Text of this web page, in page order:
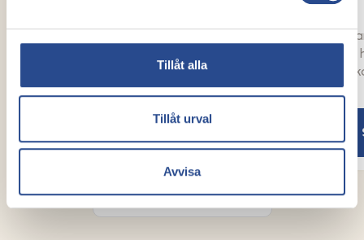
Tillåt alla
Tillåt urval
Avvisa
exakt vad som skulle hända steg för
steg".
Alla patientberättelser